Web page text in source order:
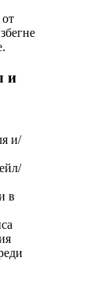
и
и/
в